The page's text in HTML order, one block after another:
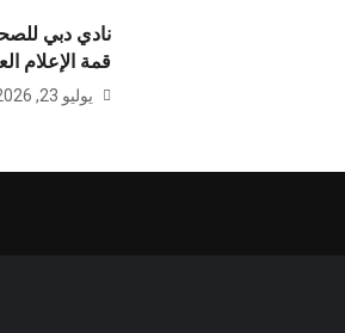
نادي دبي
قمة الإعلام
يوليو 23, 2026